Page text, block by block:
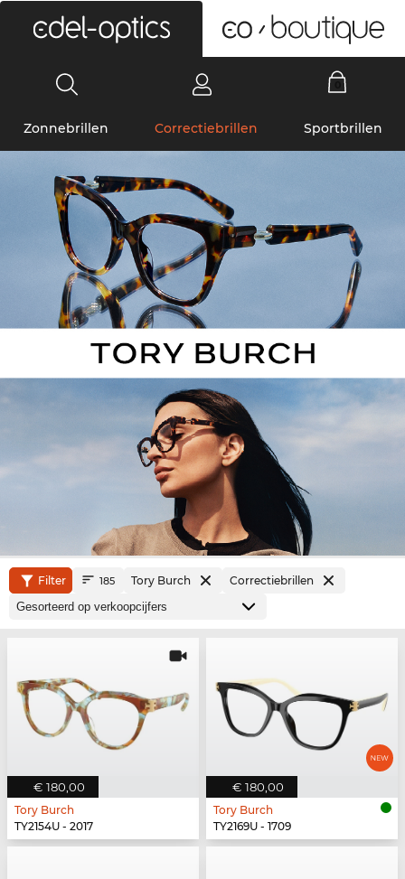
Zonnebrillen Correctiebrillen Sportbrillen
Filter 185 Tory Burch Correctiebrillen
€ 180,00
Tory Burch
TY2154U - 2017
€ 180,00
Tory Burch
TY2169U - 1709